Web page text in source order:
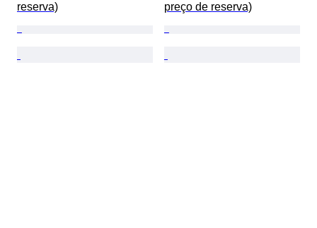
reserva)
preço de reserva)